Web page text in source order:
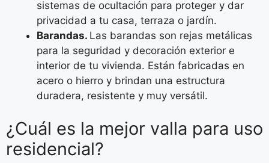
sistemas de ocultación para proteger y dar
privacidad a tu casa, terraza o jardín.
Barandas. Las barandas son rejas metálicas
para la seguridad y decoración exterior e
interior de tu vivienda. Están fabricadas en
acero o hierro y brindan una estructura
duradera, resistente y muy versátil.
¿Cuál es la mejor valla para uso
residencial?